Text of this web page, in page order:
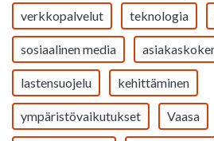
verkkopalvelut teknologia
sosiaalinen media
lastensuojelu kehittäminen
ympäristövaikutukset Vaasa